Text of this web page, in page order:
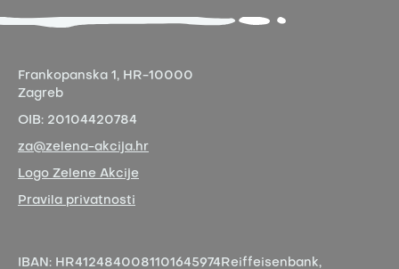
Frankopanska 1, HR-10000
Zagreb
OIB: 20104420784
za@zelena-akcija.hr
Logo Zelene Akcije
Pravila privatnosti
IBAN: HR4124840081101645974 Reiffeisenbank,